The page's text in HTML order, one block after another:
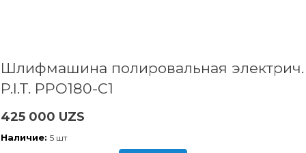
Шлифмашина полировальная электрич.
P.I.T. PPO180-C1
425 000 UZS
Наличие: 5 шт